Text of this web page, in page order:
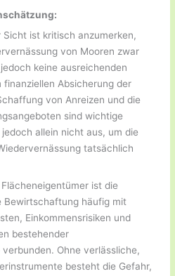
ist kritisch anzumerken,
von Mooren zwar
keine ausreichenden
Absicherung der
von Anreizen und die
sind wichtige
allein nicht aus, um die
tatsächlich
ist die
Bewirtschaftung häufig mit
Einkommensrisiken und
bestehender
Ohne verlässliche,
besteht die Gefahr,